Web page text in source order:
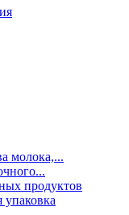
молока,...
продуктов
упаковка